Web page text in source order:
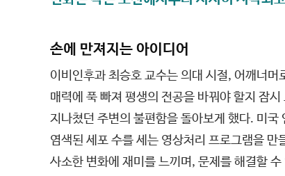
손에 만져지는 아이디어
이비인후과 최승호 교수는 의대 시절, 어깨너머
매력에 푹 빠져 평생의 전공을 바꿔야 할지 잠
지나쳤던 주변의 불편함을 돌아보게 했다. 미
염색된 세포 수를 세는 영상처리 프로그램을 만
사소한 변화에 재미를 느끼며, 문제를 해결할